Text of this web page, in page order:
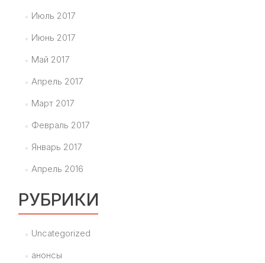
Июль 2017
Июнь 2017
Май 2017
Апрель 2017
Март 2017
Февраль 2017
Январь 2017
Апрель 2016
РУБРИКИ
Uncategorized
анонсы